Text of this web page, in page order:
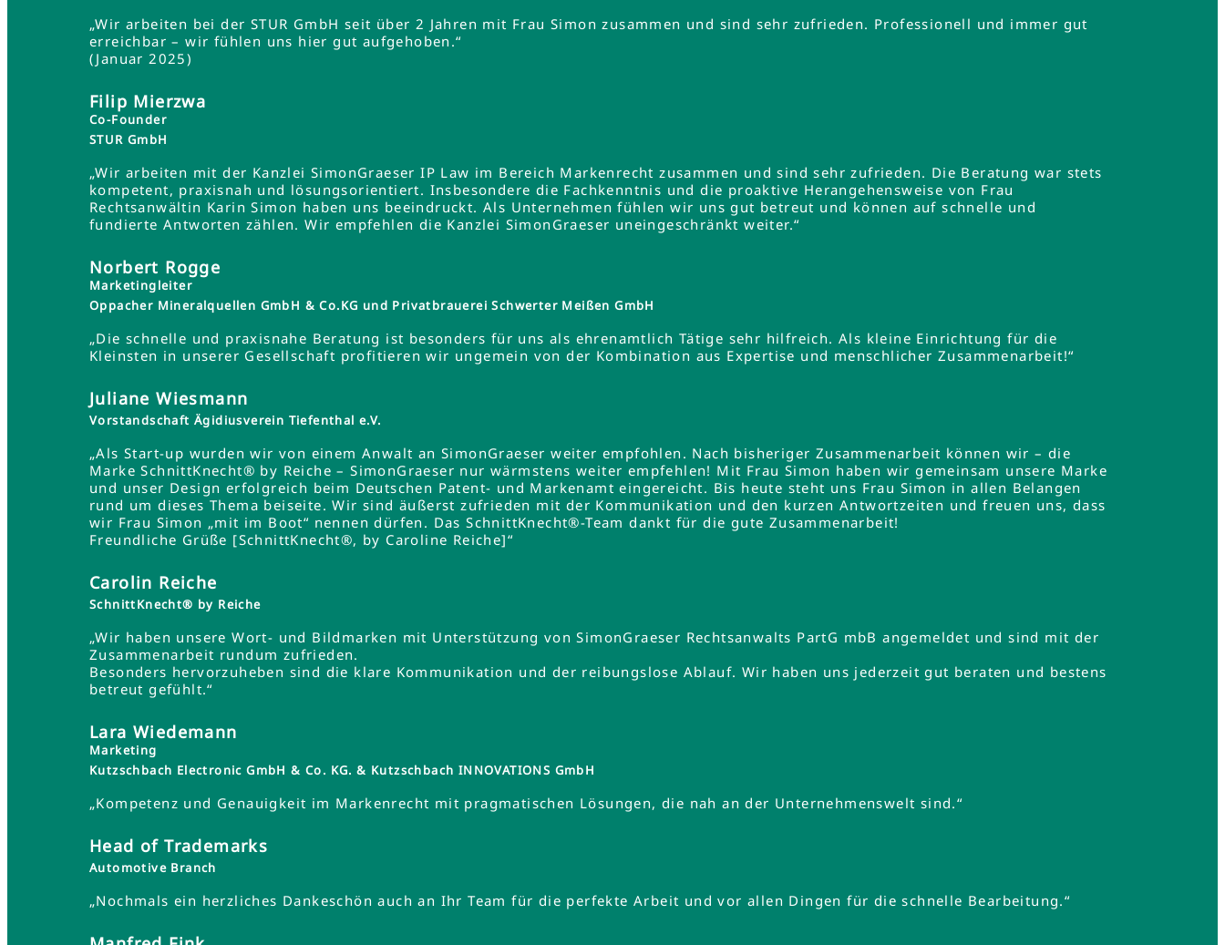
„Wir arbeiten bei der STUR GmbH seit über 2 Jahren mit Frau Simon zusammen und sind sehr zufrieden. Professionell und immer gut
erreichbar – wir fühlen uns hier gut aufgehoben.“
(Januar 2025)
Filip Mierzwa
Co-Founder
STUR GmbH
„Wir arbeiten mit der Kanzlei SimonGraeser IP Law im Bereich Markenrecht zusammen und sind sehr zufrieden. Die Beratung war stets
kompetent, praxisnah und lösungsorientiert. Insbesondere die Fachkenntnis und die proaktive Herangehensweise von Frau
Rechtsanwältin Karin Simon haben uns beeindruckt. Als Unternehmen fühlen wir uns gut betreut und können auf schnelle und
fundierte Antworten zählen. Wir empfehlen die Kanzlei SimonGraeser uneingeschränkt weiter.“
Norbert Rogge
Marketingleiter
Oppacher Mineralquellen GmbH & Co.KG und Privatbrauerei Schwerter Meißen GmbH
„Die schnelle und praxisnahe Beratung ist besonders für uns als ehrenamtlich Tätige sehr hilfreich. Als kleine Einrichtung für die
Kleinsten in unserer Gesellschaft profitieren wir ungemein von der Kombination aus Expertise und menschlicher Zusammenarbeit!“
Juliane Wiesmann
Vorstandschaft Ägidiusverein Tiefenthal e.V.
„Als Start-up wurden wir von einem Anwalt an SimonGraeser weiter empfohlen. Nach bisheriger Zusammenarbeit können wir – die
Marke SchnittKnecht® by Reiche – SimonGraeser nur wärmstens weiter empfehlen! Mit Frau Simon haben wir gemeinsam unsere Marke
und unser Design erfolgreich beim Deutschen Patent- und Markenamt eingereicht. Bis heute steht uns Frau Simon in allen Belangen
rund um dieses Thema beiseite. Wir sind äußerst zufrieden mit der Kommunikation und den kurzen Antwortzeiten und freuen uns, dass
wir Frau Simon „mit im Boot“ nennen dürfen. Das SchnittKnecht®-Team dankt für die gute Zusammenarbeit!
Freundliche Grüße [SchnittKnecht®, by Caroline Reiche]“
Carolin Reiche
SchnittKnecht® by Reiche
„Wir haben unsere Wort- und Bildmarken mit Unterstützung von SimonGraeser Rechtsanwalts PartG mbB angemeldet und sind mit der
Zusammenarbeit rundum zufrieden.
Besonders hervorzuheben sind die klare Kommunikation und der reibungslose Ablauf. Wir haben uns jederzeit gut beraten und bestens
betreut gefühlt.“
Lara Wiedemann
Marketing
Kutzschbach Electronic GmbH & Co. KG. & Kutzschbach INNOVATIONS GmbH
„Kompetenz und Genauigkeit im Markenrecht mit pragmatischen Lösungen, die nah an der Unternehmenswelt sind.“
Head of Trademarks
Automotive Branch
„Nochmals ein herzliches Dankeschön auch an Ihr Team für die perfekte Arbeit und vor allen Dingen für die schnelle Bearbeitung.“